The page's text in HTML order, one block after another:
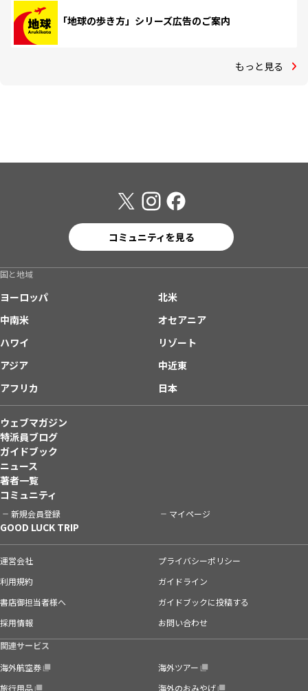
「地球の歩き方」シリーズ広告のご案内
もっと見る
コミュニティを見る
国と地域
ヨーロッパ
北米
中南米
オセアニア
ハワイ
リゾート
アジア
中近東
アフリカ
日本
ウェブマガジン
特派員ブログ
ガイドブック
ニュース
著者一覧
コミュニティ
新規会員登録 マイページ
GOOD LUCK TRIP
運営会社
プライバシーポリシー
利用規約
ガイドライン
書店御担当者様へ
ガイドブックに投稿する
採用情報
お問い合わせ
関連サービス
海外航空券
海外ツアー
旅行用品
海外のおみやげ